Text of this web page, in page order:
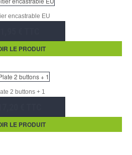
encastrable EU
LE PRODUIT
2 buttons + 1
LE PRODUIT